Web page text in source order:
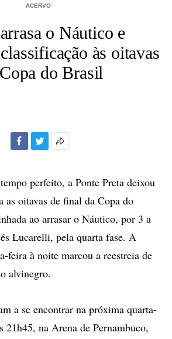
ACERVO
o Náutico e
às oitavas
do Brasil
compartilhamento
perfeito, a Ponte Preta deixou
as oitavas de final da Copa do
ao arrasar o Náutico, por 3 a
Lucarelli, pela quarta fase. A
feira à noite marcou a reestreia de
alvinegro.
a se encontrar na próxima quarta-
21h45, na Arena de Pernambuco,